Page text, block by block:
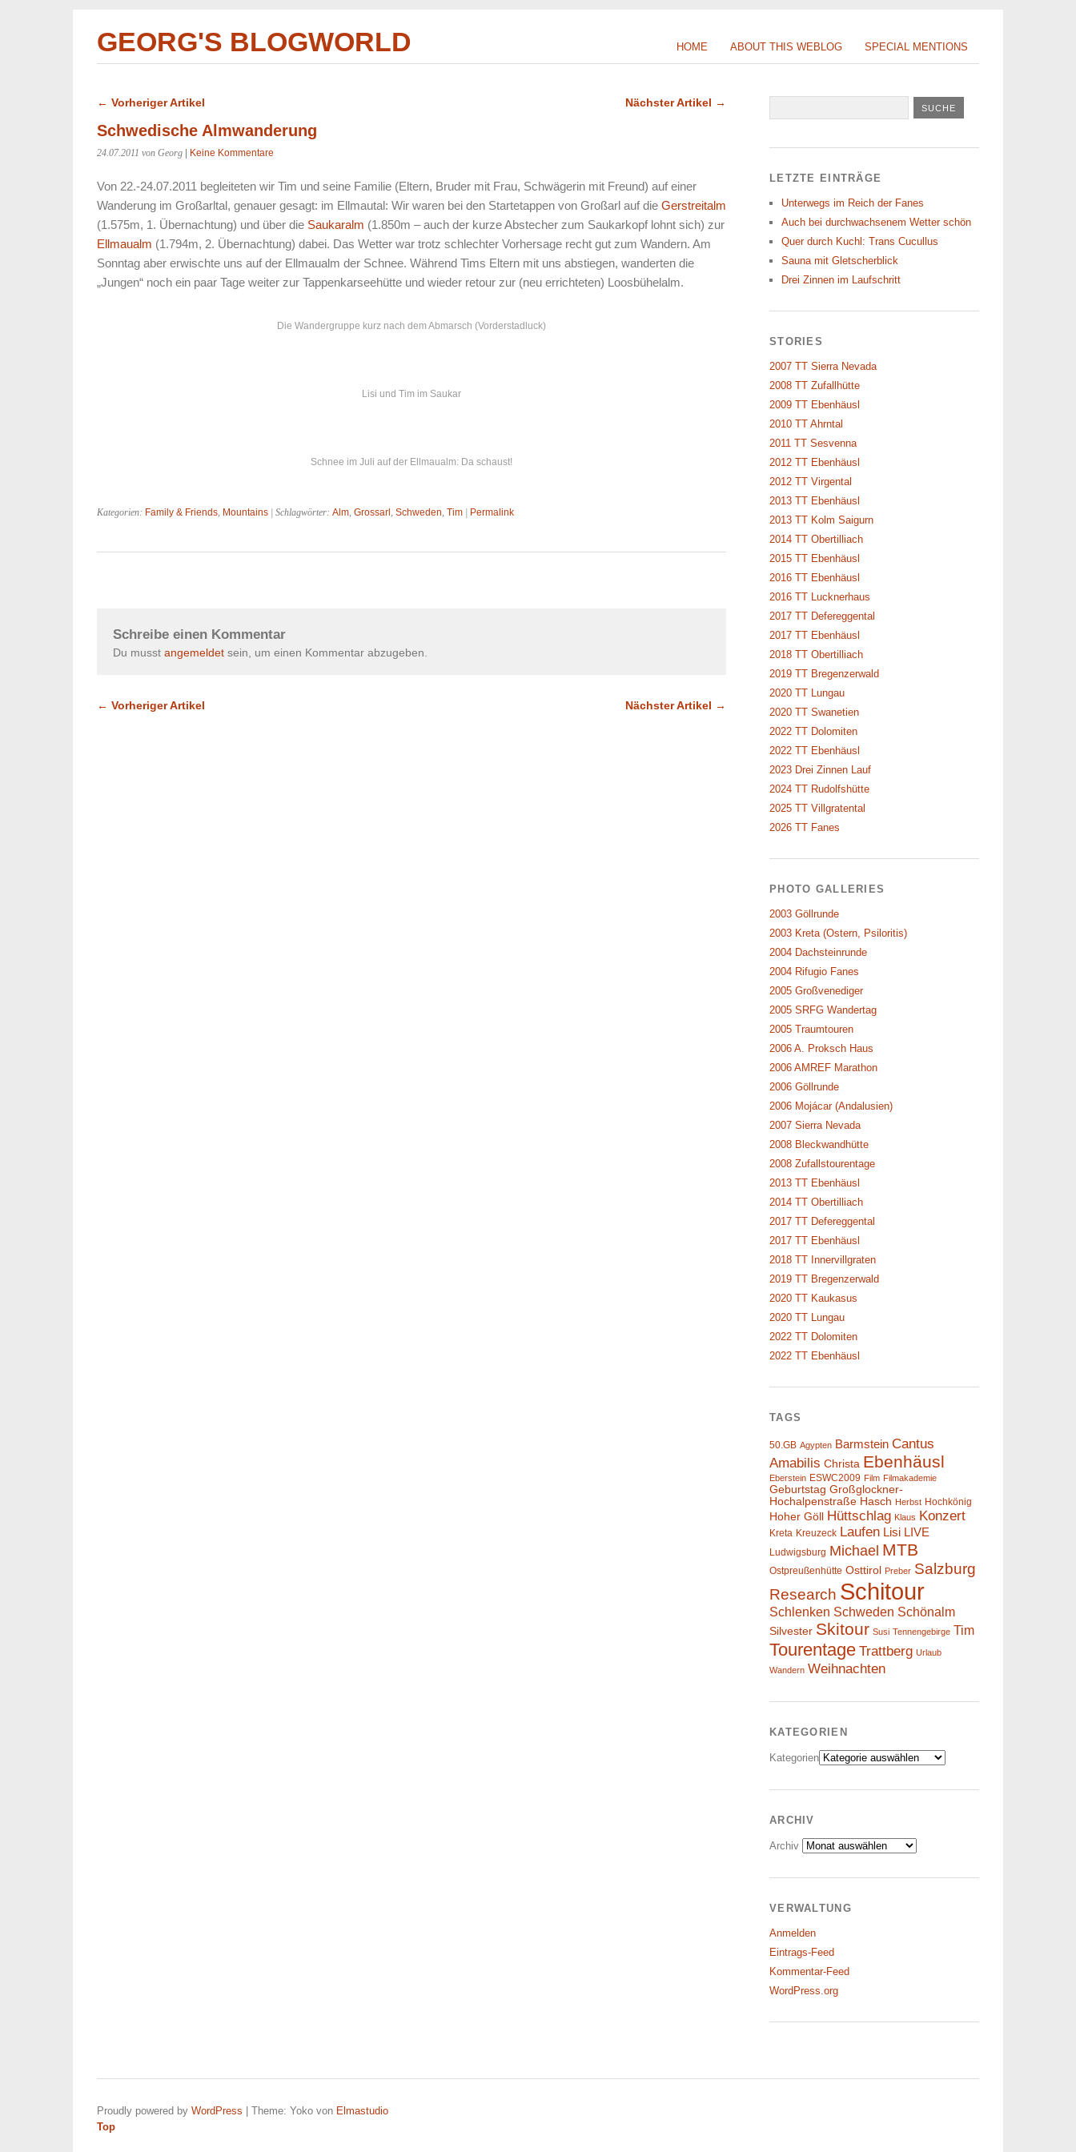
HOME ABOUT THIS WEBLOG SPECIAL MENTIONS
GEORG'S BLOGWORLD
← Vorheriger Artikel Nächster Artikel →
Schwedische Almwanderung
24.07.2011 von Georg Keine Kommentare
Von 22.-24.07.2011 begleiteten wir Tim und seine Familie (Eltern, Bruder mit Frau, Schwägerin mit Freund) auf einer
Wanderung im Großarltal, genauer gesagt: im Ellmautal: Wir waren bei den Startetappen von Großarl auf die Gerstreitalm
(1.575m, 1. Übernachtung) und über die Saukaralm (1.850m – auch der kurze Abstecher zum Saukarkopf lohnt sich) zur
Ellmaualm (1.794m, 2. Übernachtung) dabei. Das Wetter war trotz schlechter Vorhersage recht gut zum Wandern. Am
Sonntag aber erwischte uns auf der Ellmaualm der Schnee. Während Tims Eltern mit uns abstiegen, wanderten die
„Jungen“ noch ein paar Tage weiter zur Tappenkarseehütte und wieder retour zur (neu errichteten) Loosbühelalm.
Die Wandergruppe kurz nach dem Abmarsch (Vorderstadluck)
Lisi und Tim im Saukar
Schnee im Juli auf der Ellmaualm: Da schaust!
Kategorien: Family & Friends, Mountains | Schlagwörter: Alm, Grossarl , Schweden, Tim Permalink
Schreibe einen Kommentar
Du musst angemeldet sein, um einen Kommentar abzugeben.
← Vorheriger Artikel Nächster Artikel →
LETZTE EINTRÄGE
Unterwegs im Reich der Fanes
Auch bei durchwachsenem Wetter schön
Quer durch Kuchl: Trans Cucullus
Sauna mit Gletscherblick
Drei Zinnen im Laufschritt
STORIES
2007 TT Sierra Nevada
2008 TT Zufallhütte
2009 TT Ebenhäusl
2010 TT Ahrntal
2011 TT Sesvenna
2012 TT Ebenhäusl
2012 TT Virgental
2013 TT Ebenhäusl
2013 TT Kolm Saigurn
2014 TT Obertilliach
2015 TT Ebenhäusl
2016 TT Ebenhäusl
2016 TT Lucknerhaus
2017 TT Defereggental
2017 TT Ebenhäusl
2018 TT Obertilliach
2019 TT Bregenzerwald
2020 TT Lungau
2020 TT Swanetien
2022 TT Dolomiten
2022 TT Ebenhäusl
2023 Drei Zinnen Lauf
2024 TT Rudolfshütte
2025 TT Villgratental
2026 TT Fanes
PHOTO GALLERIES
2003 Göllrunde
2003 Kreta (Ostern, Psiloritis)
2004 Dachsteinrunde
2004 Rifugio Fanes
2005 Großvenediger
2005 SRFG Wandertag
2005 Traumtouren
2006 A. Proksch Haus
2006 AMREF Marathon
2006 Göllrunde
2006 Mojácar (Andalusien)
2007 Sierra Nevada
2008 Bleckwandhütte
2008 Zufallstourentage
2013 TT Ebenhäusl
2014 TT Obertilliach
2017 TT Defereggental
2017 TT Ebenhäusl
2018 TT Innervillgraten
2019 TT Bregenzerwald
2020 TT Kaukasus
2020 TT Lungau
2022 TT Dolomiten
2022 TT Ebenhäusl
TAGS
50.GB Agypten Barmstein Cantus
Amabilis Christa Ebenhäusl
Eberstein ESWC2009 Film Filmakademie
Geburtstag Großglockner-
Hochalpenstraße Hasch Herbst Hochkönig
Hoher Göll Hüttschlag Klaus Konzert
Kreta Kreuzeck Laufen Lisi LIVE
Ludwigsburg Michael MTB
Ostpreußenhütte Osttirol Preber Salzburg
Research Schitour
Schlenken Schweden Schönalm
Silvester Skitour Susi Tennengebirge Tim
Tourentage Trattberg Urlaub
Wandern Weihnachten
KATEGORIEN
Kategorien
ARCHIV
Archiv
VERWALTUNG
Anmelden
Eintrags-Feed
Kommentar-Feed
WordPress.org
Proudly powered by WordPress Theme: Yoko von Elmastudio
Top